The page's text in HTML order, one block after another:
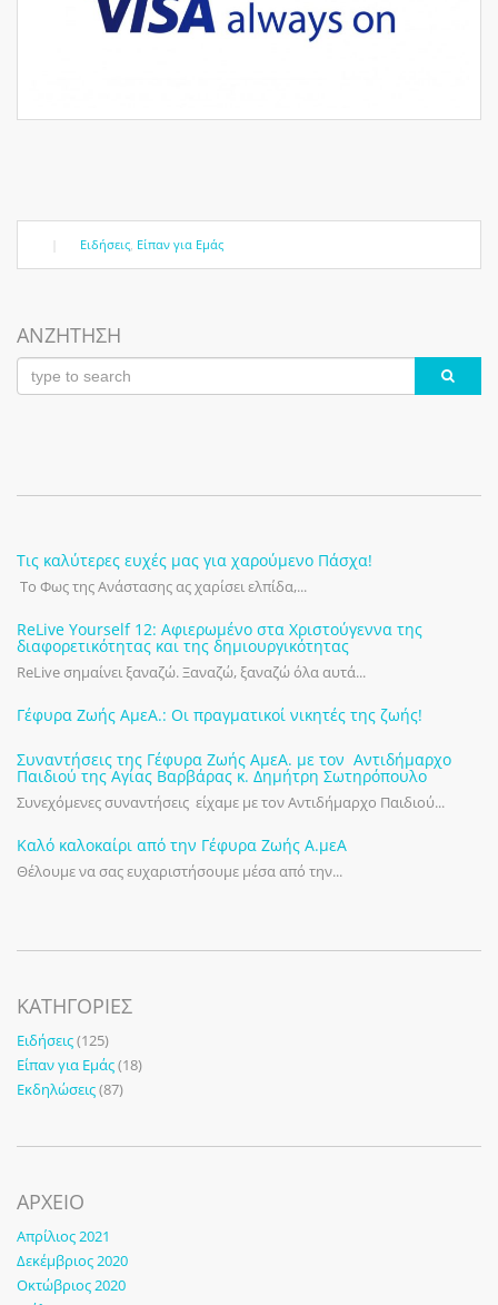
Ειδήσεις, Είπαν για Εμάς
ΑΝΖΗΤΗΣΗ
Τις καλύτερες ευχές μας για χαρούμενο Πάσχα!
Το Φως της Ανάστασης ας χαρίσει ελπίδα,...
ReLive Yourself 12: Αφιερωμένο στα Χριστούγεννα της
διαφορετικότητας και της δημιουργικότητας
ReLive σημαίνει ξαναζώ. Ξαναζώ, ξαναζώ όλα αυτά...
Γέφυρα Ζωής ΑμεΑ.: Οι πραγματικοί νικητές της ζωής!
Συναντήσεις της Γέφυρα Ζωής ΑμεΑ. με τον Αντιδήμαρχο
Παιδιού της Αγίας Βαρβάρας κ. Δημήτρη Σωτηρόπουλο
Συνεχόμενες συναντήσεις είχαμε με τον Αντιδήμαρχο Παιδιού...
Καλό καλοκαίρι από την Γέφυρα Ζωής Α.μεΑ
Θέλουμε να σας ευχαριστήσουμε μέσα από την...
KΑΤΗΓΟΡΊΕΣ
Ειδήσεις(125)
Είπαν για Εμάς(18)
Εκδηλώσεις(87)
ΑΡΧΕΙΟ
Απρίλιος 2021
Δεκέμβριος 2020
Οκτώβριος 2020